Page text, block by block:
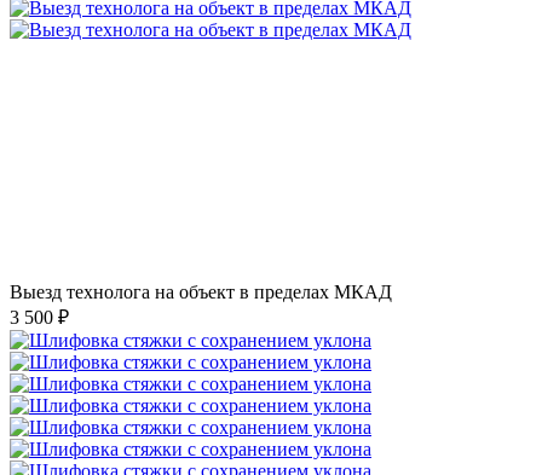
Выезд технолога на объект в пределах МКАД
3 500 ₽